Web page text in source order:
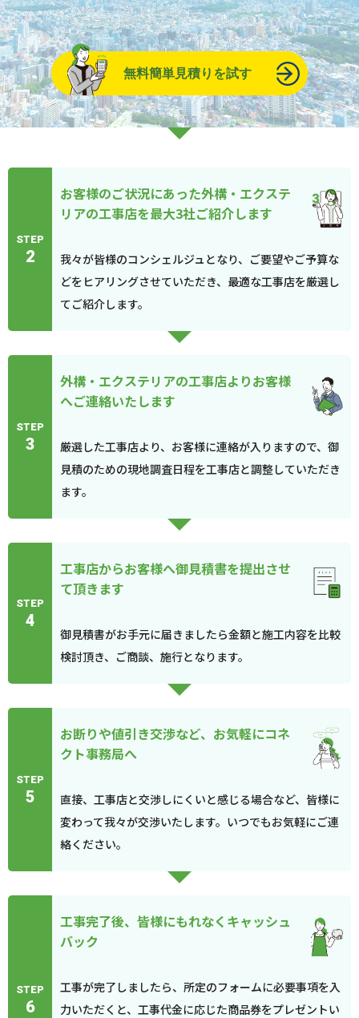
無料簡単見積りを試す
STEP
2
お客様のご状況にあった外構・エクステ
リアの工事店を最大3社ご紹介します
我々が皆様のコンシェルジュとなり、ご要望やご予算な
どをヒアリングさせていただき、最適な工事店を厳選し
てご紹介します。
STEP
3
外構・エクステリアの工事店よりお客様
へご連絡いたします
厳選した工事店より、お客様に連絡が入りますので、御
見積のための現地調査日程を工事店と調整していただき
ます。
STEP
4
工事店からお客様へ御見積書を提出させ
て頂きます
御見積書がお手元に届きましたら金額と施工内容を比較
検討頂き、ご商談、施行となります。
STEP
5
お断りや値引き交渉など、お気軽にコネ
クト事務局へ
直接、工事店と交渉しにくいと感じる場合など、皆様に
変わって我々が交渉いたします。いつでもお気軽にご連
絡ください。
STEP
6
工事完了後、皆様にもれなくキャッシュ
バック
工事が完了しましたら、所定のフォームに必要事項を入
力いただくと、工事代金に応じた商品券をプレゼントい